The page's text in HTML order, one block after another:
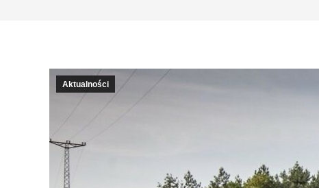
Aktualności